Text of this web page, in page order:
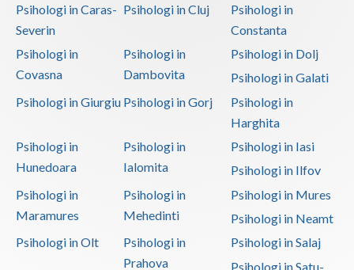
Psihologi in Caras-
Severin
Psihologi in Cluj
Psihologi in
Constanta
Psihologi in
Covasna
Psihologi in
Dambovita
Psihologi in Dolj
Psihologi in Galati
Psihologi in Giurgiu Psihologi in Gorj
Psihologi in
Harghita
Psihologi in
Hunedoara
Psihologi in
Ialomita
Psihologi in Iasi
Psihologi in Ilfov
Psihologi in
Maramures
Psihologi in
Mehedinti
Psihologi in Mures
Psihologi in Neamt
Psihologi in Olt
Psihologi in
Prahova
Psihologi in Salaj
Psihologi in Satu-